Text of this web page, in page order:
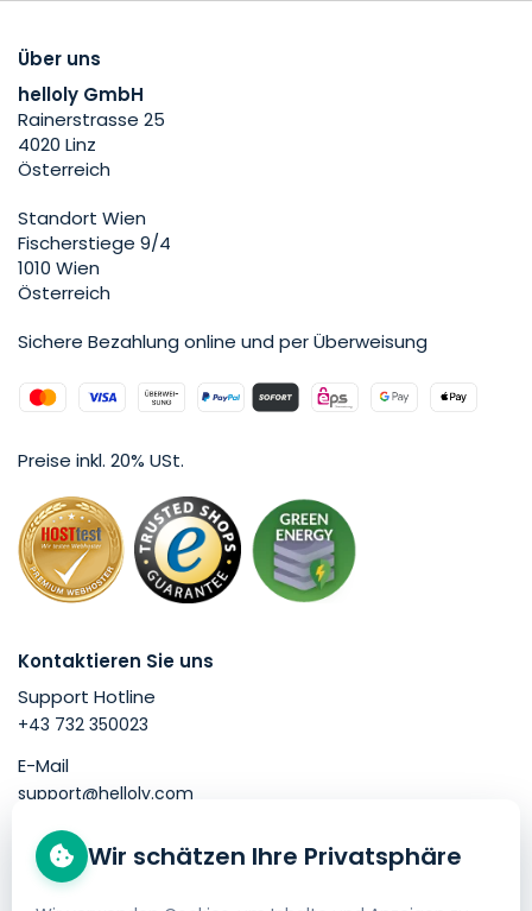
Über uns
helloly GmbH
Rainerstrasse 25
4020 Linz
Österreich
Standort Wien
Fischerstiege 9/4
1010 Wien
Österreich
Sichere Bezahlung online und per Überweisung
Preise inkl. 20% USt.
Kontaktieren Sie uns
Support Hotline
+43 732 350023
E-Mail
support@helloly.com
Gut zu wissenWir schätzen Ihre Privatsphäre